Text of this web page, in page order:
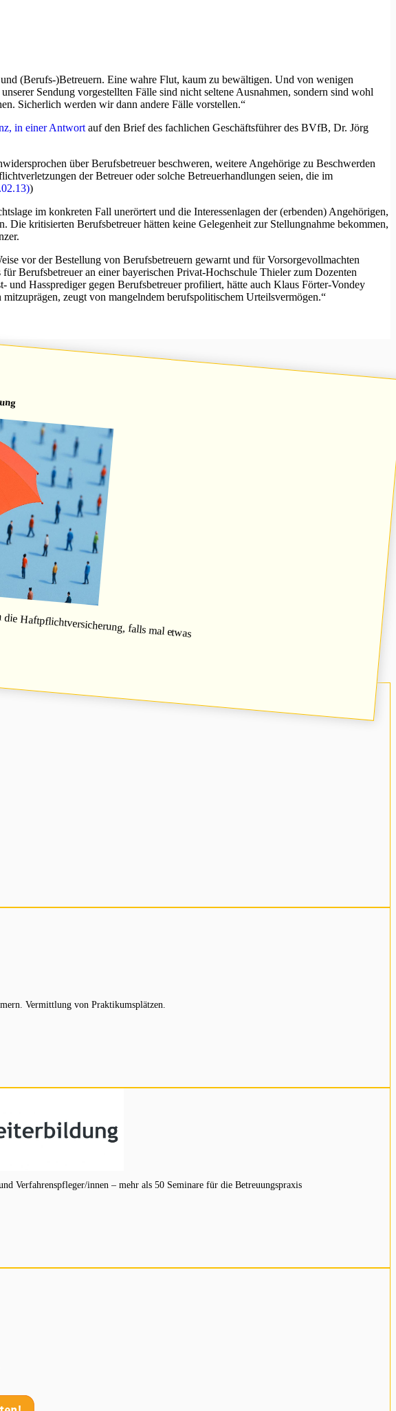
(Berufs-)Betreuern. Eine wahre Flut, kaum zu bewältigen. Und von wenigen
Sendung vorgestellten Fälle sind nicht seltene Ausnahmen, sondern sind wohl
Sicherlich werden wir dann andere Fälle vorstellen.“
in einer Antwortauf den Brief des fachlichen Geschäftsführer des BVfB, Dr. Jörg
über Berufsbetreuer beschweren, weitere Angehörige zu Beschwerden
der Betreuer oder solche Betreuerhandlungen seien, die im
)
im konkreten Fall unerörtert und die Interessenlagen der (erbenden) Angehörigen,
kritisierten Berufsbetreuer hätten keine Gelegenheit zur Stellungnahme bekommen,
vor der Bestellung von Berufsbetreuern gewarnt und für Vorsorgevollmachten
Berufsbetreuer an einer bayerischen Privat-Hochschule Thieler zum Dozenten
Hassprediger gegen Berufsbetreuer profiliert, hätte auch Klaus Förter-Vondey
zeugt von mangelndem berufspolitischem Urteilsvermögen.“
falls mal etwas
Vermittlung von Praktikumsplätzen.
Verfahrenspfleger/innen – mehr als 50 Seminare für die Betreuungspraxis